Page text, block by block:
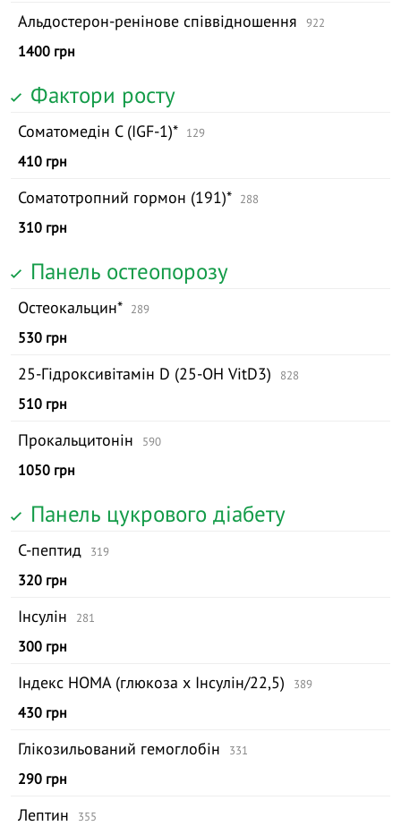
Альдостерон-ренінове співвідношення 922
1400 грн
Фактори росту
Соматомедін С (IGF-1)* 129
410 грн
Соматотропний гормон (191)* 288
310 грн
Панель остеопорозу
Остеокальцин* 289
530 грн
25-Гідроксивітамін D (25-ОН VitD3) 828
510 грн
Прокальцитонін 590
1050 грн
Панель цукрового діабету
С-пептид 319
320 грн
Інсулін 281
300 грн
Індекс НОМА (глюкоза х Інсулін/22,5) 389
430 грн
Глікозильований гемоглобін 331
290 грн
Лептин 355